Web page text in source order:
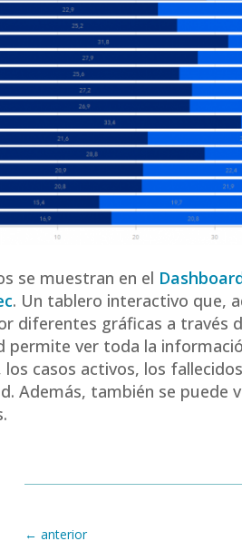
se muestran en el
. Un tablero interactivo que,
diferentes gráficas a través
permite ver toda la
casos activos, los
Además, también se puede
← anterior